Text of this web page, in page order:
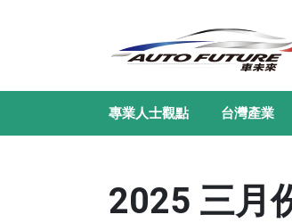
專業人士觀點 台灣產業
2025 三月